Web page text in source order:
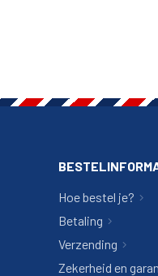
Hoe bestel je?
Betaling
Verzending
Zekerheid en